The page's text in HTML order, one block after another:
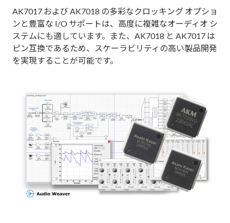
AK7017 および AK7018 の多彩なクロッキング オプショ
ンと豊富な I/O サポートは、高度に複雑なオーディオ シ
ステムにも適しています。また、AK7018 と AK7017 は
ピン互換であるため、スケーラビリティの高い製品開発
を実現することが可能です。